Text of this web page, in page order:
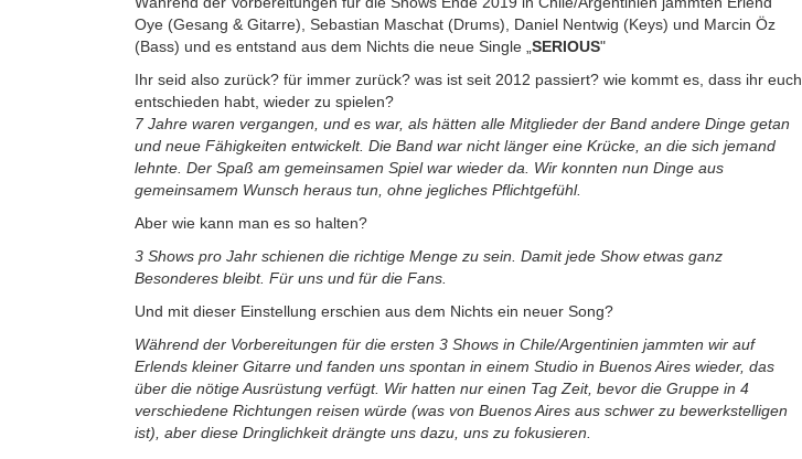
Oye (Gesang & Gitarre), Sebastian Maschat (Drums), Daniel Nentwig (Keys) und Marcin Öz
(Bass) und es entstand aus dem Nichts die neue Single „ SERIOUS"
Ihr seid also zurück? für immer zurück? was ist seit 2012 passiert? wie kommt es, dass ihr euch
entschieden habt, wieder zu spielen?
7 Jahre waren vergangen, und es war, als hätten alle Mitglieder der Band andere Dinge getan
und neue Fähigkeiten entwickelt. Die Band war nicht länger eine Krücke, an die sich jemand
lehnte. Der Spaß am gemeinsamen Spiel war wieder da. Wir konnten nun Dinge aus
gemeinsamem Wunsch heraus tun, ohne jegliches Pflichtgefühl.
Aber wie kann man es so halten?
3 Shows pro Jahr schienen die richtige Menge zu sein. Damit jede Show etwas ganz
Besonderes bleibt. Für uns und für die Fans.
Und mit dieser Einstellung erschien aus dem Nichts ein neuer Song?
Während der Vorbereitungen für die ersten 3 Shows in Chile/Argentinien jammten wir auf
Erlends kleiner Gitarre und fanden uns spontan in einem Studio in Buenos Aires wieder, das
über die nötige Ausrüstung verfügt. Wir hatten nur einen Tag Zeit, bevor die Gruppe in 4
verschiedene Richtungen reisen würde (was von Buenos Aires aus schwer zu bewerkstelligen
ist), aber diese Dringlichkeit drängte uns dazu, uns zu fokusieren.